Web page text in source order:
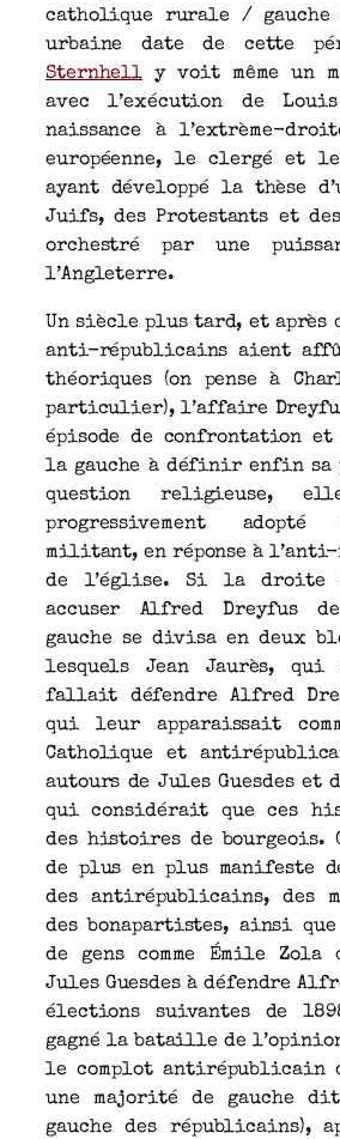
catholique rurale /
urbaine date de cette
Sternhelly voit même un
avec l’exécution de
naissance à l’extrème-
européenne, le clergé et
ayant développé la thèse
Juifs, des Protestants et des
orchestré par une
l’Angleterre.
Un siècle plus tard, et après
anti-républicains aient
théoriques (on pense à
particulier), l’affaire
épisode de confrontation
la gauche à définir enfin
question religieuse,
progressivement
militant, en réponse à
de l’église. Si la
accuser Alfred Dreyfus
gauche se divisa en deux
lesquels Jean Jaurès,
fallait défendre Alfred
qui leur apparaissait
Catholique et
autours de Jules Guesdes et
qui considérait que ces
des histoires de bourgeois.
de plus en plus manifeste
des antirépublicains, des
des bonapartistes, ainsi
de gens comme Émile
Jules Guesdes à défendre
élections suivantes de
gagné la bataille de
le complot antirépublicain
une majorité de gauche
gauche des républicains),